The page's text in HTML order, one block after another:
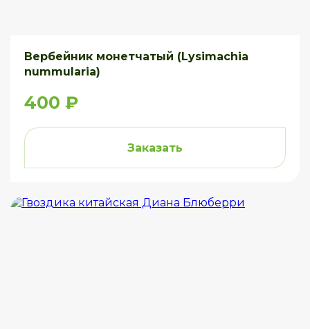
Вербейник монетчатый (Lysimachia
nummularia)
400 ₽
Заказать